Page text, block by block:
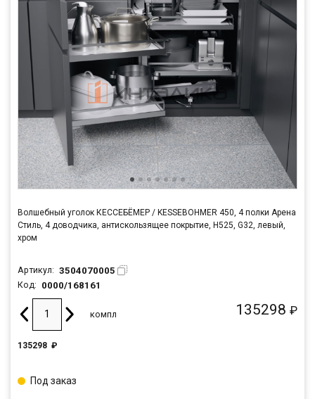
Волшебный уголок КЕССЕБЁМЕР / KESSEBOHMER 450, 4 полки Арена
Стиль, 4 доводчика, антискользящее покрытие, H525, G32, левый,
хром
Артикул: 3504070005
Код: 0000/168161
135298 ₽
компл
135298 ₽
Под заказ